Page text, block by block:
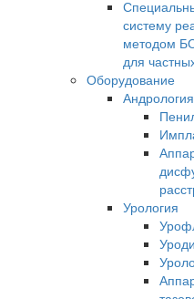
систему
методом
для
Оборудование
Андрология
Урология